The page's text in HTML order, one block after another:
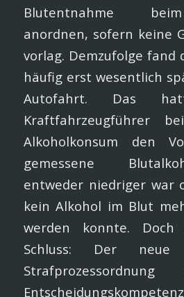
Blutentnahme
anordnen, sofern keine
vorlag. Demzufolge fand
häufig erst wesentlich
Autofahrt. Das
Kraftfahrzeugführer
Alkoholkonsum den
gemessene
entweder niedriger war
kein Alkohol im Blut
werden konnte.
Schluss: Der